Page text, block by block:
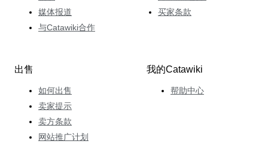
媒体报道
与Catawiki合作
买家条款
出售
如何出售
卖家提示
卖方条款
网站推广计划
我的Catawiki
帮助中心